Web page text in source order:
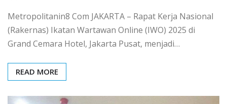
Metropolitanin8 Com JAKARTA – Rapat Kerja Nasional
(Rakernas) Ikatan Wartawan Online (IWO) 2025 di
Grand Cemara Hotel, Jakarta Pusat, menjadi…
READ MORE